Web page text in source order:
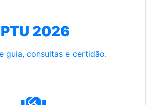
2026
guia, consultas e certidão.